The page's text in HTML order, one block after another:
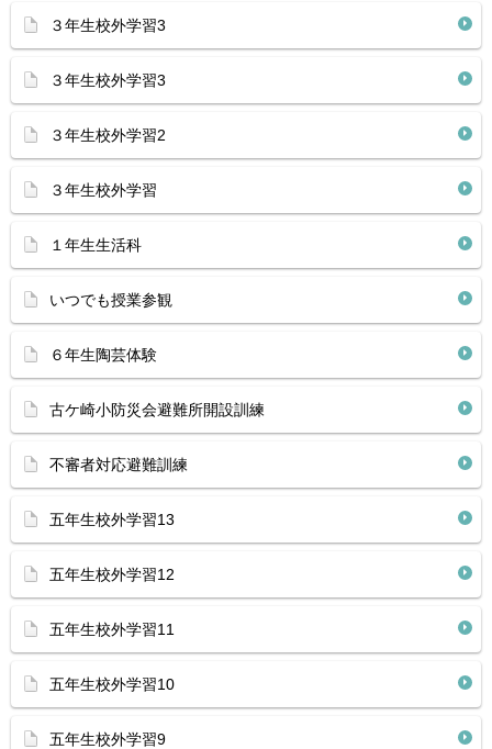
３年生校外学習3
３年生校外学習3
３年生校外学習2
３年生校外学習
１年生生活科
いつでも授業参観
６年生陶芸体験
古ケ崎小防災会避難所開設訓練
不審者対応避難訓練
五年生校外学習13
五年生校外学習12
五年生校外学習11
五年生校外学習10
五年生校外学習9